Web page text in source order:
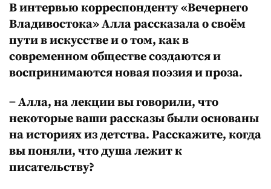
В интервью корреспонденту «Вечернего
Владивостока» Алла рассказала о своём
пути в искусстве и о том, как в
современном обществе создаются и
воспринимаются новая поэзия и проза.
− Алла, на лекции вы говорили, что
некоторые ваши рассказы были основаны
на историях из детства. Расскажите, когда
вы поняли, что душа лежит к
писательству?